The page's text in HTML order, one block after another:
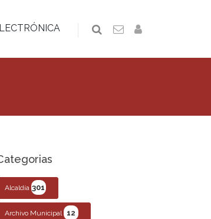
Alcaldía 301
Archivo Municipal 12